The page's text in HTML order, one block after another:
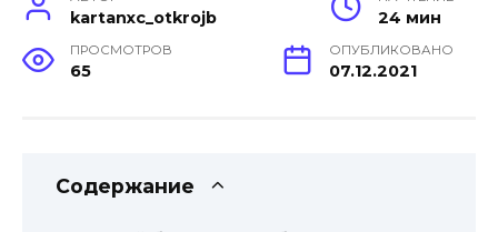
kartanxc_otkrojb 24 мин
ПРОСМОТРОВ
65
ОПУБЛИКОВАНО
07.12.2021
Содержание